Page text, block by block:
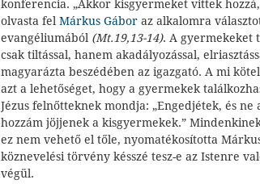
konferencia. „Akkor kisgyermeket vittek
olvasta fel Márkus Gábor az alkalomra
evangéliumából (Mt.19,13-14). A gyermekeket
csak tiltással, hanem akadályozással,
magyarázta beszédében az igazgató. A mi
azt a lehetőséget, hogy a gyermekek
Jézus felnőtteknek mondja: „Engedjétek, és ne
hozzám jöjjenek a kisgyermekek.”
ez nem vehető el tőle, nyomatékosította
köznevelési törvény késszé tesz-e az Istenre
végül.